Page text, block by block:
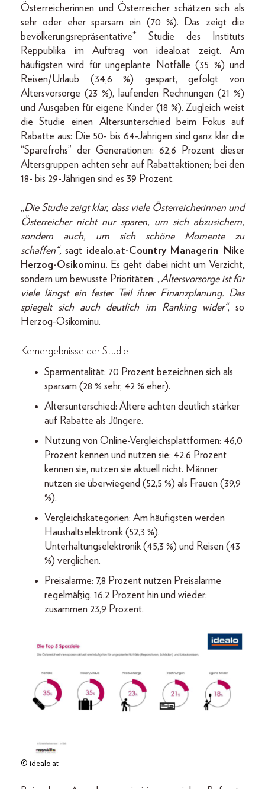
Österreicherinnen und Österreicher schätzen sich als
sehr oder eher sparsam ein (70 %). Das zeigt die
bevölkerungsrepräsentative* Studie des Instituts
Reppublika im Auftrag von idealo.at zeigt. Am
häufigsten wird für ungeplante Notfälle (35 %) und
Reisen/Urlaub (34,6 %) gespart, gefolgt von
Altersvorsorge (23 %), laufenden Rechnungen (21 %)
und Ausgaben für eigene Kinder (18 %). Zugleich weist
die Studie einen Altersunterschied beim Fokus auf
Rabatte aus: Die 50- bis 64-Jährigen sind ganz klar die
“Sparefrohs” der Generationen: 62,6 Prozent dieser
Altersgruppen achten sehr auf Rabattaktionen; bei den
18- bis 29-Jährigen sind es 39 Prozent.
„Die Studie zeigt klar, dass viele Österreicherinnen und
Österreicher nicht nur sparen, um sich abzusichern,
sondern auch, um sich schöne Momente zu
schaffen“, sagt idealo.at-Country Managerin Nike
Herzog-Osikominu. Es geht dabei nicht um Verzicht,
sondern um bewusste Prioritäten: „Altersvorsorge ist für
viele längst ein fester Teil ihrer Finanzplanung. Das
spiegelt sich auch deutlich im Ranking wider“, so
Herzog-Osikominu.
Kernergebnisse der Studie
Sparmentalität: 70 Prozent bezeichnen sich als
sparsam (28 % sehr, 42 % eher).
Altersunterschied: Ältere achten deutlich stärker
auf Rabatte als Jüngere.
Nutzung von Online-Vergleichsplattformen: 46,0
Prozent kennen und nutzen sie; 42,6 Prozent
kennen sie, nutzen sie aktuell nicht. Männer
nutzen sie überwiegend (52,5 %) als Frauen (39,9
%).
Vergleichskategorien: Am häufigsten werden
Haushaltselektronik (52,3 %),
Unterhaltungselektronik (45,3 %) und Reisen (43
%) verglichen.
Preisalarme: 7,8 Prozent nutzen Preisalarme
regelmäßig, 16,2 Prozent hin und wieder;
zusammen 23,9 Prozent.
© idealo.at